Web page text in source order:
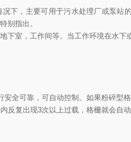
下，主要可用于污水处理厂或泵
别指出。
下室，工作间等。当工作环境在水下
安全可靠，可自动控制。如果粉碎
反复出现3次以上过载，格栅就会自动